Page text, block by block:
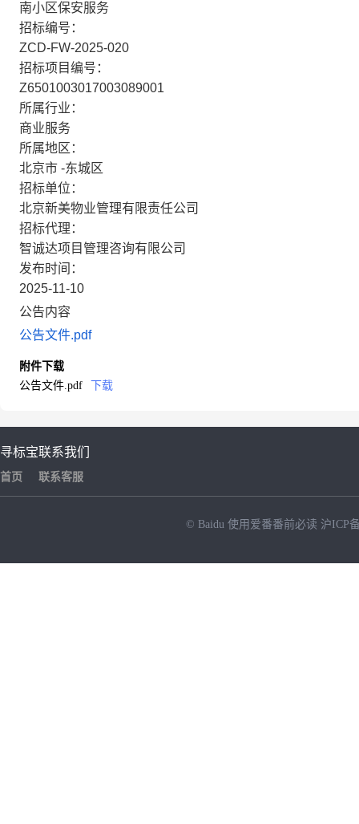
南小区保安服务
招标编号：
ZCD-FW-2025-020
招标项目编号：
Z6501003017003089001
所属行业：
商业服务
所属地区：
北京市 -东城区
招标单位：
北京新美物业管理有限责任公司
招标代理：
智诚达项目管理咨询有限公司
发布时间：
2025-11-10
公告内容
公告文件.pdf
附件下载
公告文件.pdf
下载
寻标宝
首页
联系我们
联系客服
© Baidu 使用爱番番前必读 沪ICP